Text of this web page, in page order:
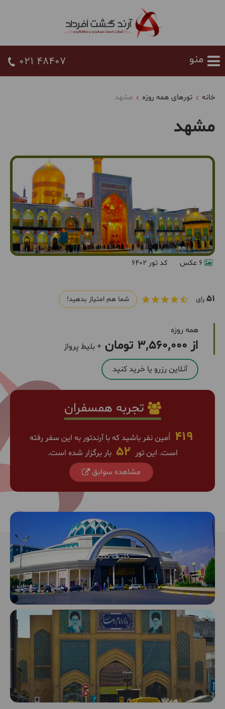
021 48407
خانه تورهای همه روزه مشهد
مشهد
کد تور 6402
51 رای شما هم امتیاز بدهید!
همه روزه
از 3,560,000 تومان + بلیط پرواز
آنلاین رزرو یا خرید کنید
تجربه همسفران
419 اٌمین نفر باشید که با آرندتور به این سفر رفته
است. این تور 52 بار برگزار شده است.
مشاهده سوابق